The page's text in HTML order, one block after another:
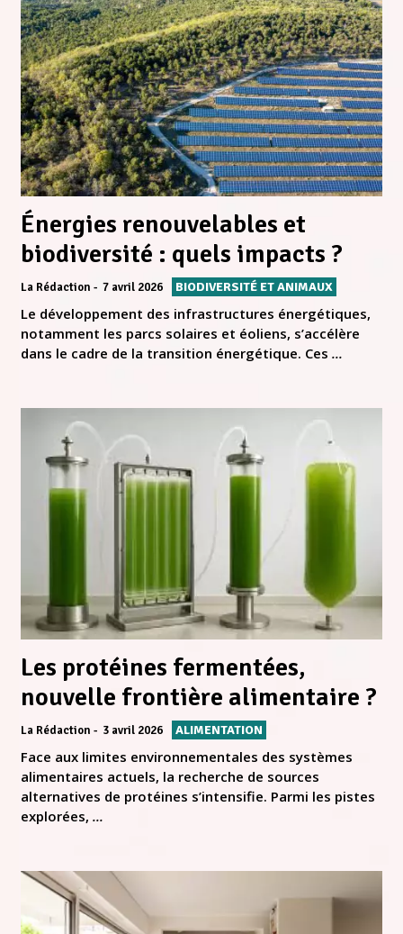
Énergies renouvelables et
biodiversité : quels impacts ?
La Rédaction 7 avril 2026 BIODIVERSITÉ ET ANIMAUX
Le développement des infrastructures énergétiques,
notamment les parcs solaires et éoliens, s’accélère
dans le cadre de la transition énergétique. Ces ...
Les protéines fermentées,
nouvelle frontière alimentaire ?
La Rédaction 3 avril 2026 ALIMENTATION
Face aux limites environnementales des systèmes
alimentaires actuels, la recherche de sources
alternatives de protéines s’intensifie. Parmi les pistes
explorées, ...